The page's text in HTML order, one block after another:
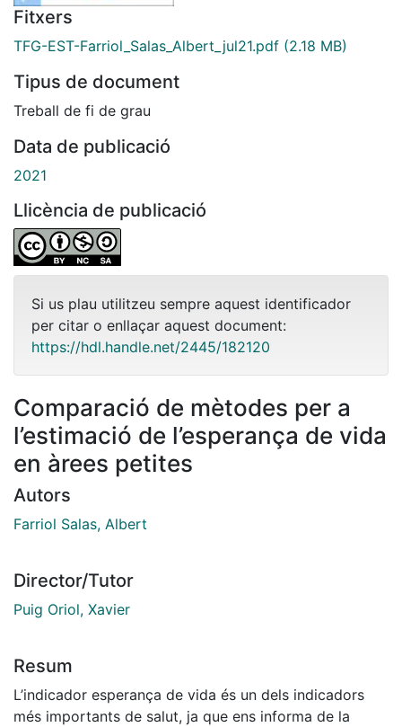
Fitxers
TFG-EST-Farriol_Salas_Albert_jul21.pdf (2.18 MB)
Tipus de document
Treball de fi de grau
Data de publicació
2021
Llicència de publicació
Si us plau utilitzeu sempre aquest identificador
per citar o enllaçar aquest document:
https://hdl.handle.net/2445/182120
Comparació de mètodes per a
l’estimació de l’esperança de vida
en àrees petites
Autors
Farriol Salas, Albert
Director/Tutor
Puig Oriol, Xavier
Resum
L’indicador esperança de vida és un dels indicadors
més importants de salut, ja que ens informa de la